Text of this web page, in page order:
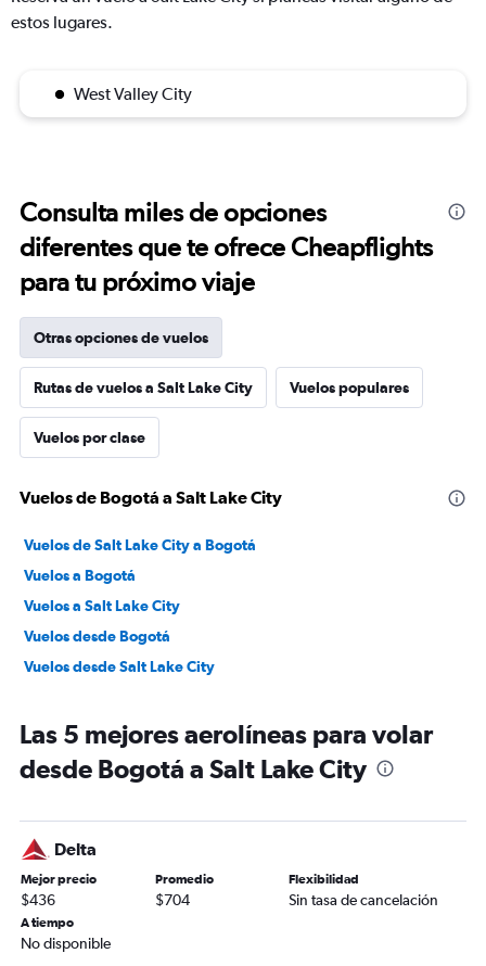
estos lugares.
West Valley City
Consulta miles de opciones
diferentes que te ofrece Cheapflights
para tu próximo viaje
Otras opciones de vuelos
Rutas de vuelos a Salt Lake City Vuelos populares
Vuelos por clase
Vuelos de Bogotá a Salt Lake City
Vuelos de Salt Lake City a Bogotá
Vuelos a Bogotá
Vuelos a Salt Lake City
Vuelos desde Bogotá
Vuelos desde Salt Lake City
Las 5 mejores aerolíneas para volar
desde Bogotá a Salt Lake City
Delta
Mejor precio
$436
Promedio
$704
Flexibilidad
Sin tasa de cancelación
A tiempo
No disponible